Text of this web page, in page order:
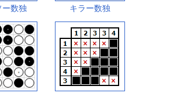
ー数独 キラー数独